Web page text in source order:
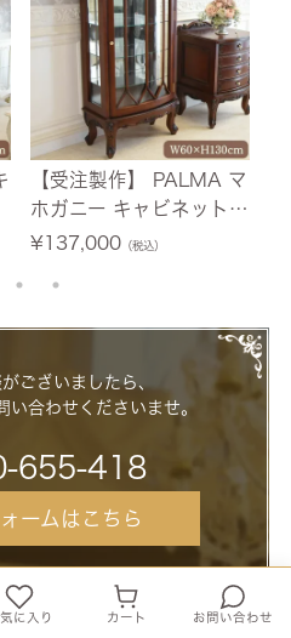
【受注製作】 PALMA マ
ホガニー キャビネット
幅60cm 【送料無料/設
¥137,000（税込）
ございましたら、
い合わせくださいませ。
655-418
ームはこちら
～ 17:00（日曜定休）
で受け付けております。
に入り カート お問い合わせ